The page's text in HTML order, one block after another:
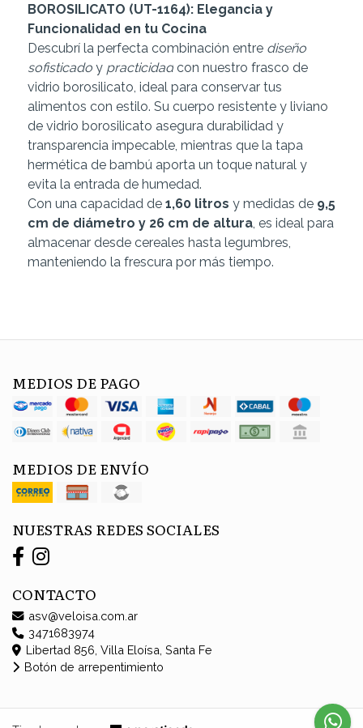
BOROSILICATO (UT-1164): Elegancia y
Funcionalidad en tu Cocina
Descubrí la perfecta combinación entre diseño
sofisticadoy practicidadcon nuestro frasco de
vidrio borosilicato, ideal para conservar tus
alimentos con estilo. Su cuerpo resistente y liviano
de vidrio borosilicato asegura durabilidad y
transparencia impecable, mientras que la tapa
hermética de bambú aporta un toque natural y
evita la entrada de humedad.
Con una capacidad de 1,60 litros y medidas de 9,5
cm de diámetro y 26 cm de altura, es ideal para
almacenar desde cereales hasta legumbres,
manteniendo la frescura por más tiempo.
MEDIOS DE PAGO
MEDIOS DE ENVÍO
NUESTRAS REDES SOCIALES
CONTACTO
asv@veloisa.com.ar
3471683974
Libertad 856, Villa Eloísa, Santa Fe
Botón de arrepentimiento